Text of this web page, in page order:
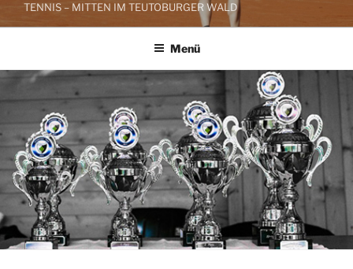
TENNIS – MITTEN IM TEUTOBURGER WALD
Menü